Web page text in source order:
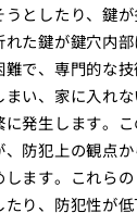
としたり、鍵
た鍵が鍵穴内
で、専門的な技
まい、家に入れ
に発生します。
防犯上の観点
します。これら
たり、防犯性が